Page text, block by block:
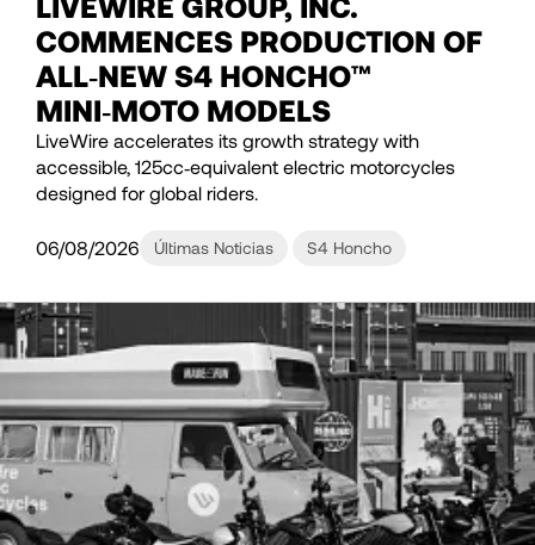
COMMENCES PRODUCTION OF
ALL‑NEW S4 HONCHO™
MINI‑MOTO MODELS
LiveWire accelerates its growth strategy with
accessible, 125cc‑equivalent electric motorcycles
designed for global riders.
06/08/2026 Últimas Noticias S4 Honcho